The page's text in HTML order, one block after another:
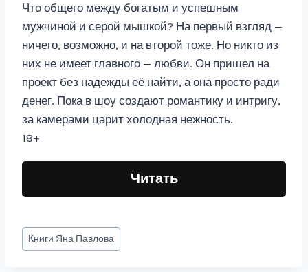
Что общего между богатым и успешным
мужчиной и серой мышкой? На первый взгляд —
ничего, возможно, и на второй тоже. Но никто из
них не имеет главного — любви. Он пришел на
проект без надежды её найти, а она просто ради
денег. Пока в шоу создают романтику и интригу,
за камерами царит холодная нежность.
18+
Читать
Метки
записи:
Книги Яна Павлова